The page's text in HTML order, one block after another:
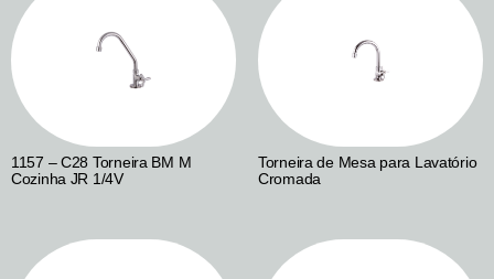
1157 – C28 Torneira BM M
Cozinha JR 1/4V
Torneira de Mesa para Lavatório
Cromada